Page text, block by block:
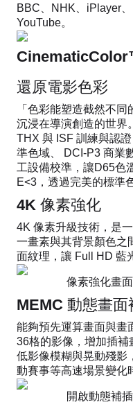
BBC、NHK、iPlayer
YouTube。
還原電影色彩
「色彩能塑造截然不
沉浸在導演創造的世界
THX 與 ISF 訓練與認
準色域、 DCI-P3 商業
工設備校準，讓D65色
E<3，透過完美的標準
4K 像素強化
4K 像素升級技術，是
一畫素與其背景顏色之
面紋理，讓 Full HD 藍
像素強化畫面
MEMC 動態畫面
能夠預先運算畫面與畫
36格的影像，增加插補
低影像模糊與晃動殘影
動賽事等高速場景變化
開啟動態補插